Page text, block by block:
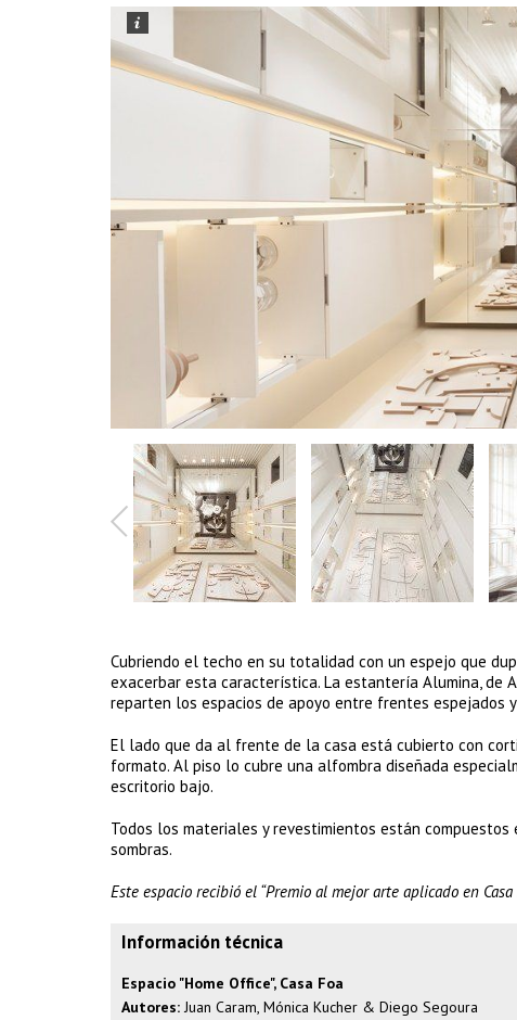
Cubriendo el techo en su totalidad con un espejo que
exacerbar esta característica. La estantería Alumina, de
reparten los espacios de apoyo entre frentes espejados
El lado que da al frente de la casa está cubierto con
formato. Al piso lo cubre una alfombra diseñada
escritorio bajo.
Todos los materiales y revestimientos están
sombras.
Este espacio recibió el “Premio al mejor arte aplicado en Casa
Información técnica
Espacio "Home Office", Casa Foa
Autores:Juan Caram, Mónica Kucher & Diego Segoura